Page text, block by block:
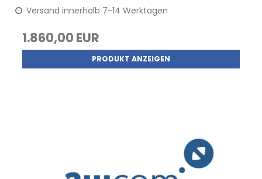
Versand innerhalb 7-14 Werktagen
1.860,00 EUR
PRODUKT ANZEIGEN